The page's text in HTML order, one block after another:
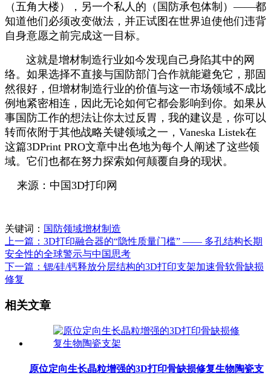
（五角大楼），另一个私人的（国防承包体制）——都
知道他们必须改变做法，并正试图在世界迫使他们违背
自身意愿之前完成这一目标。
这就是增材制造行业如今发现自己身陷其中的网
络。如果选择不直接与国防部门合作就能避免它，那固
然很好，但增材制造行业的价值与这一市场领域不成比
例地紧密相连，因此无论如何它都会影响到你。如果从
事国防工作的想法让你太过反胃，我的建议是，你可以
转而依附于其他战略关键领域之一，Vaneska Listek在
这篇3DPrint PRO文章中出色地为每个人阐述了这些领
域。它们也都在努力探索如何颠覆自身的现状。
来源：中国3D打印网
关键词： 国防领域增材制造
上一篇：3D打印融合器的“隐性质量门槛” —— 多孔结构长期
安全性的全球警示与中国思考
下一篇：锶/硅/钙释放分层结构的3D打印支架加速骨软骨缺损
修复
相关文章
原位定向生长晶粒增强的3D打印骨缺损修复生物陶瓷支